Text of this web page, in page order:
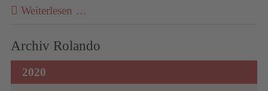
Weiterlesen …
Archiv Rolando
2020